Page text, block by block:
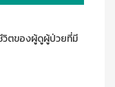
ตของผู้ดูผู้ป่วยที่มี